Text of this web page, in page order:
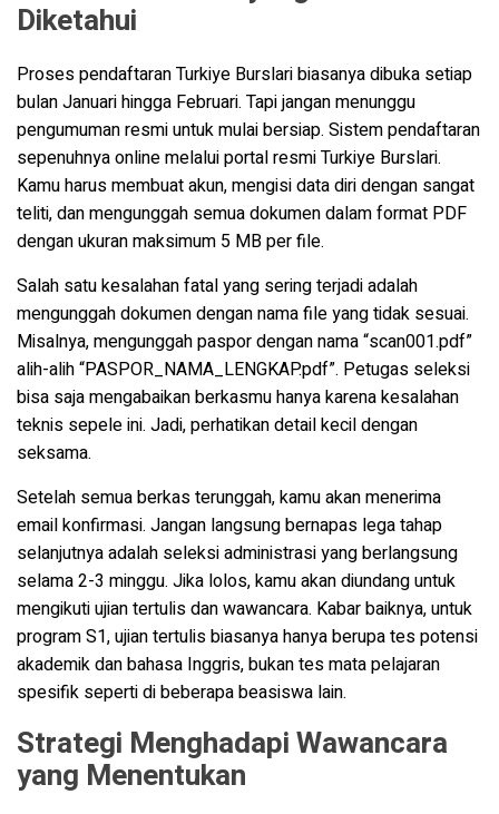
Diketahui
Proses pendaftaran Turkiye Burslari biasanya dibuka setiap
bulan Januari hingga Februari. Tapi jangan menunggu
pengumuman resmi untuk mulai bersiap. Sistem pendaftaran
sepenuhnya online melalui portal resmi Turkiye Burslari.
Kamu harus membuat akun, mengisi data diri dengan sangat
teliti, dan mengunggah semua dokumen dalam format PDF
dengan ukuran maksimum 5 MB per file.
Salah satu kesalahan fatal yang sering terjadi adalah
mengunggah dokumen dengan nama file yang tidak sesuai.
Misalnya, mengunggah paspor dengan nama “scan001.pdf”
alih-alih “PASPOR_NAMA_LENGKAP.pdf”. Petugas seleksi
bisa saja mengabaikan berkasmu hanya karena kesalahan
teknis sepele ini. Jadi, perhatikan detail kecil dengan
seksama.
Setelah semua berkas terunggah, kamu akan menerima
email konfirmasi. Jangan langsung bernapas lega tahap
selanjutnya adalah seleksi administrasi yang berlangsung
selama 2-3 minggu. Jika lolos, kamu akan diundang untuk
mengikuti ujian tertulis dan wawancara. Kabar baiknya, untuk
program S1, ujian tertulis biasanya hanya berupa tes potensi
akademik dan bahasa Inggris, bukan tes mata pelajaran
spesifik seperti di beberapa beasiswa lain.
Strategi Menghadapi Wawancara
yang Menentukan